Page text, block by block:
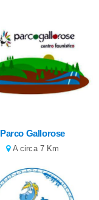
Parco Gallorose
A circa 7 Km